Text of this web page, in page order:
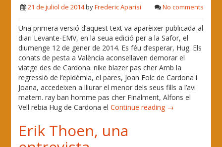
21 de juliol de 2014byFrederic Aparisi No comments
Una primera versió d’aquest text va aparèixer publicada al
diari Levante-EMV, en la seua edició per a la Safor, el
diumenge 12 de gener de 2014. Es féu d’esperar, Hug. Els
conats de pesta a València aconsellaven demorar el
viatge des de Cardona. nike blazer pas cher Amb la
regressió de l’epidèmia, el pares, Joan Folc de Cardona i
Joana, accedeixen a lliurar el menor dels seus fills a l’avi
matern. ray ban homme pas cher Finalment, Alfons el
Vell rebia Hug de Cardona elContinue reading →
Erik Thoen, una